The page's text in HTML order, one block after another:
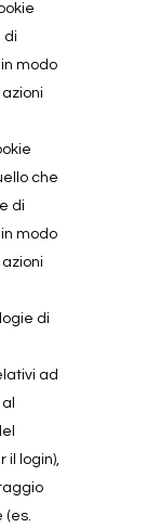
di
modo
che
di
modo
di
ad
il login),
(es.